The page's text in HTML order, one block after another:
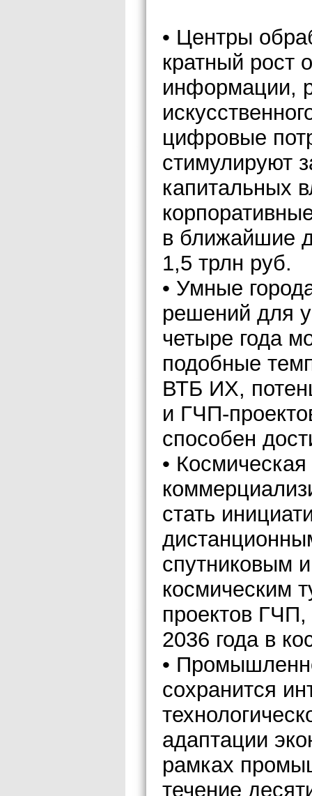
• Центры
кратный рост
информации,
цифровые
стимулируют
капитальных
в ближайшие
1,5 трлн руб.
• Умные
решений для
четыре года
подобные
ВТБ ИХ,
и ГЧП-
способен
•
стать
спутниковым
космическим
проектов ГЧП,
2036 года в
•
сохранится
адаптации
рамках
течение